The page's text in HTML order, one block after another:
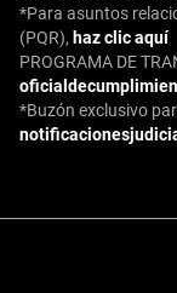
*Para asuntos
(PQR), haz clic aquí
PROGRAMA DE
*Buzón exclusivo